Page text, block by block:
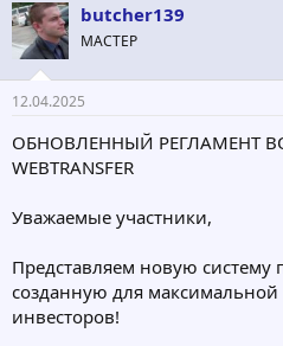
butcher139
МАСТЕР
12.04.2025
ОБНОВЛЕННЫЙ РЕГЛАМЕНТ
WEBTRANSFER
Уважаемые участники,
Представляем новую систему
созданную для
инвесторов!